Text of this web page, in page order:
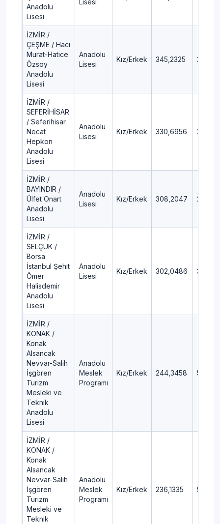
Anadolu
Lisesi
Lisesi
İZMİR /
ÇEŞME / Hacı
Murat-Hatice
Özsoy
Anadolu
Lisesi
Anadolu
Lisesi
Kız/Erkek 345,2325 20,89
İZMİR /
SEFERİHİSAR
/ Seferihisar
Necat
Hepkon
Anadolu
Lisesi
Anadolu
Lisesi
Kız/Erkek 330,6956 24,04
İZMİR /
BAYINDIR /
Ülfet Onart
Anadolu
Lisesi
Anadolu
Lisesi
Kız/Erkek 308,2047 29,42
İZMİR /
SELÇUK /
Borsa
İstanbul Şehit
Ömer
Halisdemir
Anadolu
Lisesi
Anadolu
Lisesi
Kız/Erkek 302,0486 31,04
İZMİR /
KONAK /
Konak
Alsancak
Nevvar-Salih
İşgören
Turizm
Mesleki ve
Teknik
Anadolu
Lisesi
Anadolu
Meslek
Programı
Kız/Erkek 244,3458 50,7
İZMİR /
KONAK /
Konak
Alsancak
Nevvar-Salih
İşgören
Turizm
Mesleki ve
Teknik
Anadolu
Meslek
Programı
Kız/Erkek 236,1335 53,65